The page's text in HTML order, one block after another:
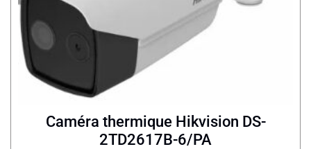
Caméra thermique Hikvision DS-
2TD2617B-6/PA